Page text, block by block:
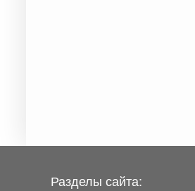
Разделы сайта: